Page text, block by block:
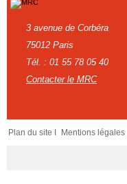
3 avenue de Corbéra
75012 Paris
Tél. : 01 55 78 05 40
Contacter le MRC
Plan du site I Mentions légales I